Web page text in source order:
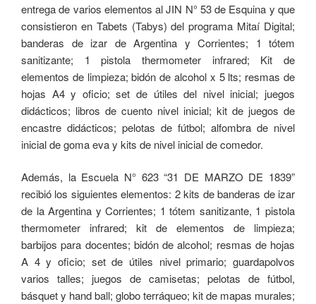
entrega de varios elementos al JIN N° 53 de Esquina y que
consistieron en Tabets (Tabys) del programa Mitaí Digital;
banderas de izar de Argentina y Corrientes; 1 tótem
sanitizante; 1 pistola thermometer infrared; Kit de
elementos de limpieza; bidón de alcohol x 5 lts; resmas de
hojas A4 y oficio; set de útiles del nivel inicial; juegos
didácticos; libros de cuento nivel inicial; kit de juegos de
encastre didácticos; pelotas de fútbol; alfombra de nivel
inicial de goma eva y kits de nivel inicial de comedor.
Además, la Escuela N° 623 “31 DE MARZO DE 1839”
recibió los siguientes elementos: 2 kits de banderas de izar
de la Argentina y Corrientes; 1 tótem sanitizante, 1 pistola
thermometer infrared; kit de elementos de limpieza;
barbijos para docentes; bidón de alcohol; resmas de hojas
A 4 y oficio; set de útiles nivel primario; guardapolvos
varios talles; juegos de camisetas; pelotas de fútbol,
básquet y hand ball; globo terráqueo; kit de mapas murales;